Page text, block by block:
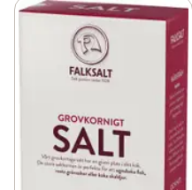
✓ Såser & aromsmör (195)
Buljong & fond
Dressing, dip & röror (84)
Chili (49)
Salt (29)
✓ Salt fint (8)
Flingsalt (4)
Havssalt (5)
Grovt salt (2)